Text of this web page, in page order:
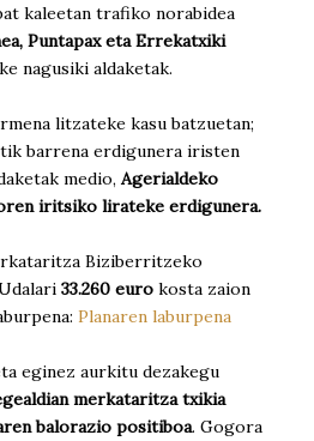
kaleetan trafiko norabidea
Puntapax eta Errekatxiki
nagusiki aldaketak.
litzateke kasu batzuetan;
barrena erdigunera iristen
medio, Agerialdeko
iritsiko lirateke erdigunera.
Biziberritzeko
33.260 euro kosta zaion
Planaren laburpena
eginez aurkitu dezakegu
merkataritza txikia
balorazio positiboa. Gogora